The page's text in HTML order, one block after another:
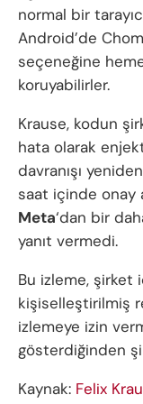
normal bir
Android’de
seçeneğine
koruyabilirler.
Krause, kodun
hata olarak
davranışı
saat içinde onay
Meta‘dan bir
yanıt vermedi.
Bu izleme, şirket
kişiselleştirilmiş
izlemeye izin
gösterdiğinden
Kaynak: Felix